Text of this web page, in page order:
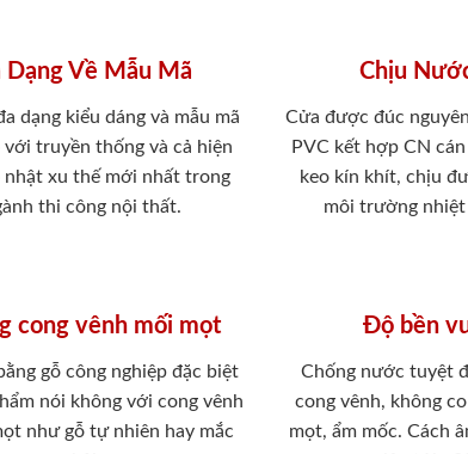
Dạng Về Mẫu Mã
dạng kiểu dáng và mẫu mã
với truyền thống và cả hiện
nhật xu thế mới nhất trong
thi công nội thất.
Chịu
Cửa được đúc
PVC kết hợp CN
keo kín khít, chịu
môi trường nhiệt
cong vênh mối mọt
gỗ công nghiệp đặc biệt
nói không với cong vênh
như gỗ tự nhiên hay mắc
Độ bền
Chống nước tuyệt
cong vênh, không
mọt, ẩm mốc. Cách